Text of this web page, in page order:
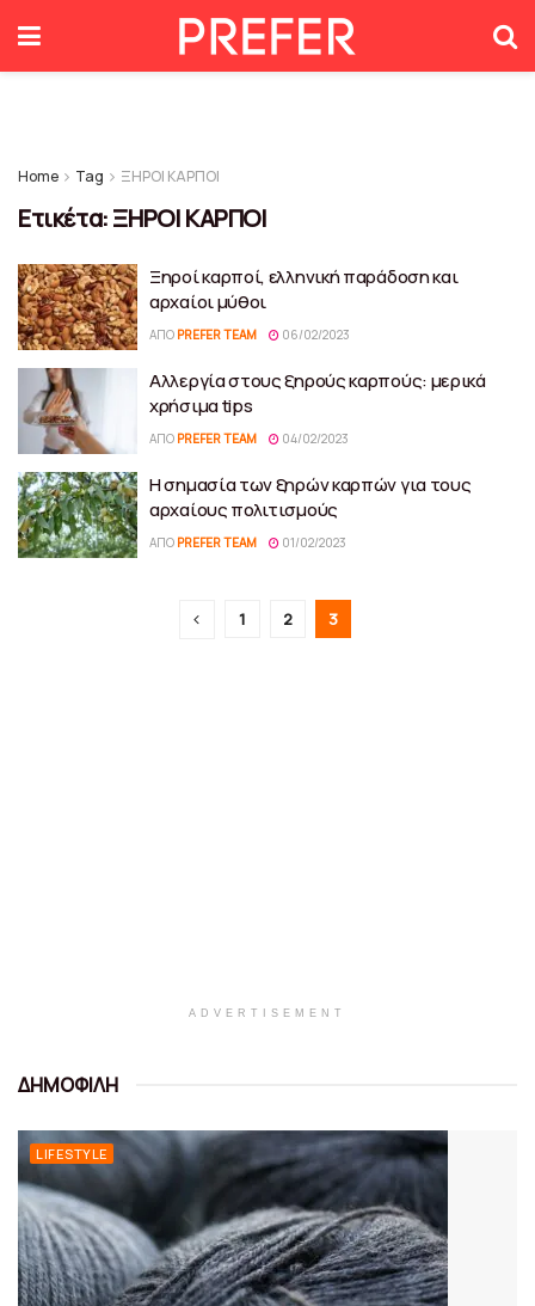
Home Tag ΞΗΡΟΙ ΚΑΡΠΟΙ
Ετικέτα:ΞΗΡΟΙ ΚΑΡΠΟΙ
Ξηροί καρποί, ελληνική παράδοση και
αρχαίοι μύθοι
ΑΠΌ PREFER TEAM 06/02/2023
Αλλεργία στους ξηρούς καρπούς: μερικά
χρήσιμα tips
ΑΠΌ PREFER TEAM 04/02/2023
Η σημασία των ξηρών καρπών για τους
αρχαίους πολιτισμούς
ΑΠΌ PREFER TEAM 01/02/2023
1 2 3
ADVERTISEMENT
ΔΗΜΟΦΙΛΗ
LIFESTYLE